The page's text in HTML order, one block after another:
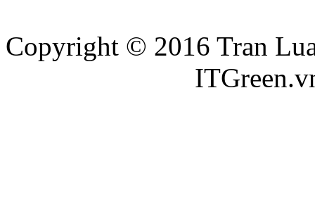
Copyright © 2016 Tran